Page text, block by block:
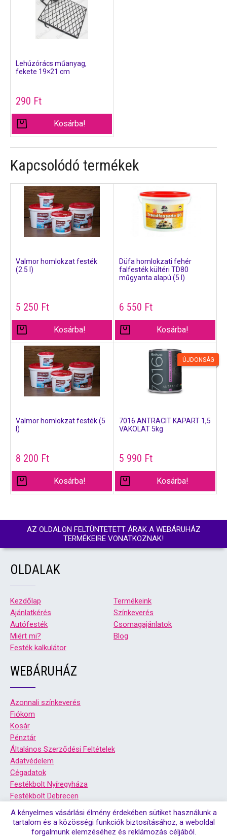
Lehúzórács műanyag,
fekete 19×21 cm
290 Ft
Kosárba!
Kapcsolódó termékek
Valmor homlokzat festék
(2.5 l)
5 250 Ft
Kosárba!
Düfa homlokzati fehér
falfesték kültéri TD80
műgyanta alapú (5 l)
6 550 Ft
Kosárba!
Valmor homlokzat festék (5
l)
8 200 Ft
Kosárba!
ÚJDONSÁG
7016 ANTRACIT KAPART 1,5
VAKOLAT 5kg
5 990 Ft
Kosárba!
AZ OLDALON FELTÜNTETETT ÁRAK A WEBÁRUHÁZ
TERMÉKEIRE VONATKOZNAK!
OLDALAK
Kezdőlap
Termékeink
Ajánlatkérés
Színkeverés
Autófesték
Csomagajánlatok
Miért mi?
Blog
Festék kalkulátor
WEBÁRUHÁZ
Azonnali színkeverés
Fiókom
Kosár
Pénztár
Általános Szerződési Feltételek
Adatvédelem
Cégadatok
Festékbolt Nyíregyháza
Festékbolt Debrecen
A kényelmes vásárlási élmény érdekében sütiket használunk a
tartalom és a közösségi funkciók biztosításához, a weboldal
forgalmunk elemzéséhez és reklámozás céljából.